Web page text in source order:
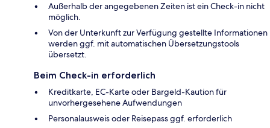
Außerhalb der angegebenen Zeiten ist ein Check-in nicht
möglich.
Von der Unterkunft zur Verfügung gestellte Informationen
werden ggf. mit automatischen Übersetzungstools
übersetzt.
Beim Check-in erforderlich
Kreditkarte, EC-Karte oder Bargeld-Kaution für
unvorhergesehene Aufwendungen
Personalausweis oder Reisepass ggf. erforderlich